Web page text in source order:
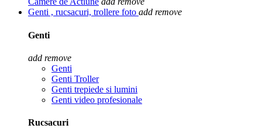
Genti , rucsacuri, trollere foto add remove
Genti
add remove
Genti
Genti Troller
Genti trepiede si lumini
Genti video profesionale
Rucsacuri